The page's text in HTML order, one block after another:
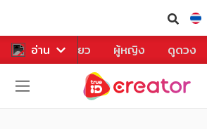
อ่าน
หาร ท่องเที่ยว ผู้หญิง ดูดวง